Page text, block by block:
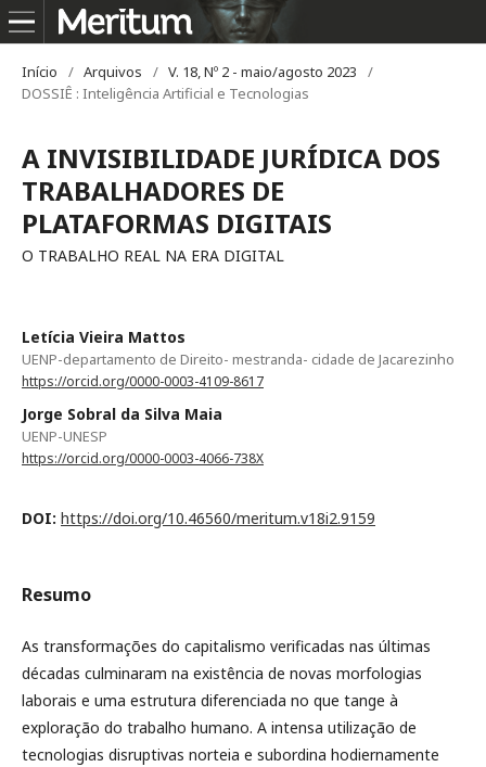
Início / Arquivos / V. 18, Nº 2 - maio/agosto 2023
/
DOSSIÊ : Inteligência Artificial e Tecnologias
A INVISIBILIDADE JURÍDICA DOS
TRABALHADORES DE
PLATAFORMAS DIGITAIS
O TRABALHO REAL NA ERA DIGITAL
Letícia Vieira Mattos
UENP-departamento de Direito- mestranda- cidade de Jacarezinho
https://orcid.org/0000-0003-4109-8617
Jorge Sobral da Silva Maia
UENP-UNESP
https://orcid.org/0000-0003-4066-738X
DOI: https://doi.org/10.46560/meritum.v18i2.9159
Resumo
As transformações do capitalismo verificadas nas últimas
décadas culminaram na existência de novas morfologias
laborais e uma estrutura diferenciada no que tange à
exploração do trabalho humano. A intensa utilização de
tecnologias disruptivas norteia e subordina hodiernamente